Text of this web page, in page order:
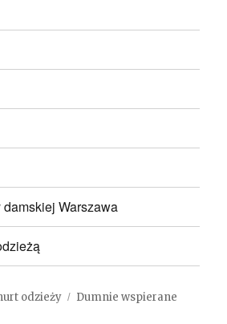
Warszawa
odzieży
Dumnie wspierane